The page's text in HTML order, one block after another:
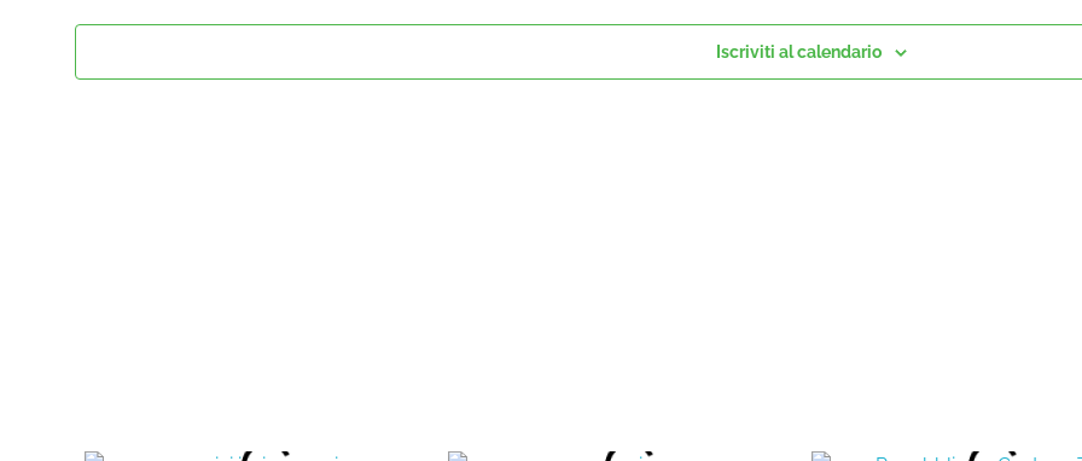
Iscriviti al calendario